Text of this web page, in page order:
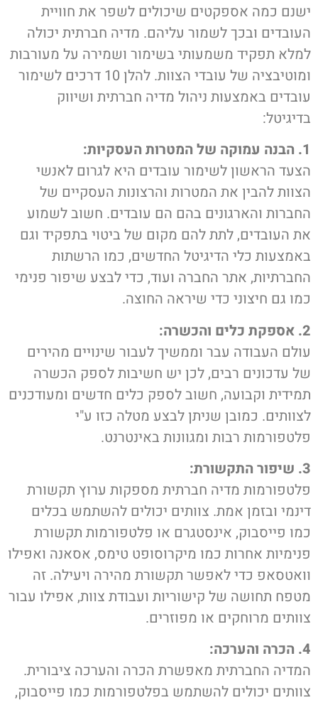
ישנם כמה אספקטים שיכולים לשפר את חוויית
העובדים ובכך לשמור עליהם. מדיה חברתית יכולה
למלא תפקיד משמעותי בשימור ושמירה על מעורבות
ומוטיבציה של עובדי הצוות. להלן 10 דרכים לשימור
עובדים באמצעות ניהול מדיה חברתית ושיווק
בדיגיטל:
1. הבנה עמוקה של המטרות העסקיות:
הצעד הראשון לשימור עובדים היא לגרום לאנשי
הצוות להבין את המטרות והרצונות העסקיים של
החברות והארגונים בהם הם עובדים. חשוב לשמוע
את העובדים, לתת להם מקום של ביטוי בתפקיד וגם
באמצעות כלי הדיגיטל החדשים, כמו הרשתות
החברתיות, אתר החברה ועוד, כדי לבצע שיפור פנימי
כמו גם חיצוני כדי שיראה החוצה.
2. אספקת כלים והכשרה:
עולם העבודה עבר וממשיך לעבור שינויים מהירים
של עדכונים רבים, לכן יש חשיבות לספק הכשרה
תמידית וקבועה, חשוב לספק כלים חדשים ומעודכנים
לצוותים. כמובן שניתן לבצע מטלה כזו ע"י
פלטפורמות רבות ומגוונות באינטרנט.
3. שיפור התקשורת:
פלטפורמות מדיה חברתית מספקות ערוץ תקשורת
דינמי ובזמן אמת. צוותים יכולים להשתמש בכלים
כמו פייסבוק, אינסטגרם או פלטפורמות תקשורת
פנימיות אחרות כמו מיקרוסופט טימס, אסאנה ואפילו
וואטסאפ כדי לאפשר תקשורת מהירה ויעילה. זה
מטפח תחושה של קישוריות ועבודת צוות, אפילו עבור
צוותים מרוחקים או מפוזרים.
4. הכרה והערכה:
המדיה החברתית מאפשרת הכרה והערכה ציבורית.
צוותים יכולים להשתמש בפלטפורמות כמו פייסבוק,